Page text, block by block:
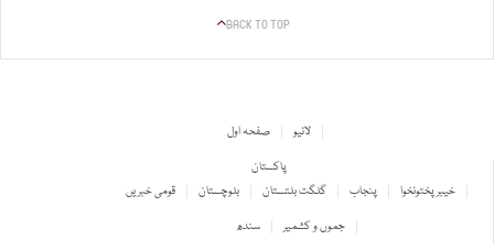
BACK TO TOP
صفحہ اول
لائیو
پاکستان
قومی خبریں
بلوچستان گلگت بلتستان پنجاب
خیبر پختونخوا
سندھ
جموں و کشمیر